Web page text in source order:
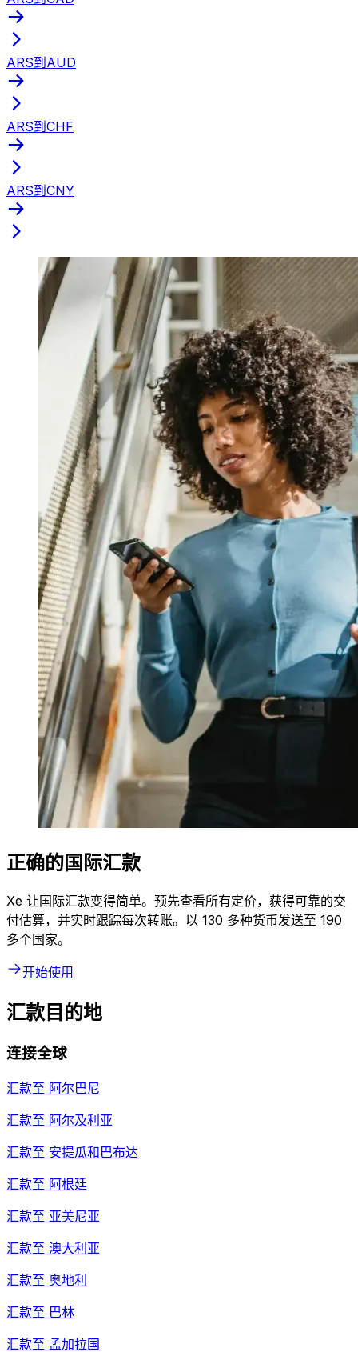
ARS到AUD
ARS到CHF
ARS到CNY
正确的国际汇款
Xe 让国际汇款变得简单。预先查看所有定价，获得可靠的交
付估算，并实时跟踪每次转账。以 130 多种货币发送至 190
多个国家。
开始使用
汇款目的地
连接全球
汇款至 阿尔巴尼
汇款至 阿尔及利亚
汇款至 安提瓜和巴布达
汇款至 阿根廷
汇款至 亚美尼亚
汇款至 澳大利亚
汇款至 奥地利
汇款至 巴林
汇款至 孟加拉国